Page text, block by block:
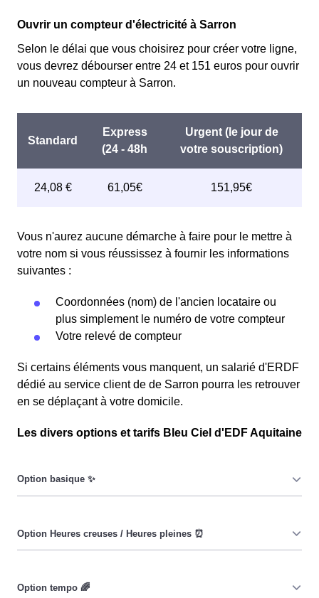
Ouvrir un compteur d'électricité à Sarron
Selon le délai que vous choisirez pour créer votre ligne,
vous devrez débourser entre 24 et 151 euros pour ouvrir
un nouveau compteur à Sarron.
Vous n'aurez aucune démarche à faire pour le mettre à
votre nom si vous réussissez à fournir les informations
suivantes :
Coordonnées (nom) de l'ancien locataire ou
plus simplement le numéro de votre compteur
Votre relevé de compteur
Si certains éléments vous manquent, un salarié d'ERDF
dédié au service client de de Sarron pourra les retrouver
en se déplaçant à votre domicile.
Les divers options et tarifs Bleu Ciel d'EDF Aquitaine
date, ni de l'heure, que ce soit en à Sarron ou ailleurs. 💡
Sarron est réduit. ⚡